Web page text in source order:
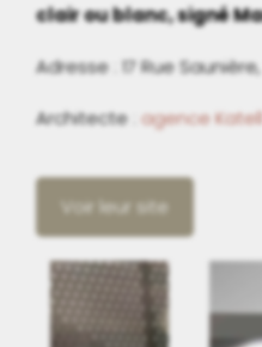
clair ou blanc, signé
Adresse : 17 Rue
Architecte : agence
Voir leur site